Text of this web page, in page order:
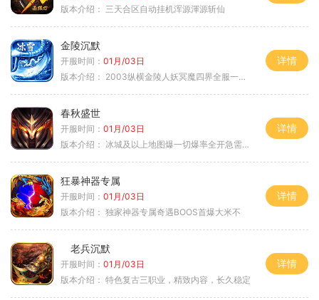
版本介绍： 三天合区自动挂机浑源渾源斩仙
金陵沉默
开服时间： 01月/03日
版本介绍： 2003纵横金陵人妖冥魔四界全服一切靠
详情
春秋盛世
开服时间： 01月/03日
版本介绍： 冰城及以上地图爆一切爆率全开急需材料
详情
狂暴神器专属
开服时间： 01月/03日
版本介绍： 独家神器专属奇遇BOOS首爆大米不
详情
老兵沉默
开服时间： 01月/03日
版本介绍： 特色复古三职业，精致内容，长久稳定
详情